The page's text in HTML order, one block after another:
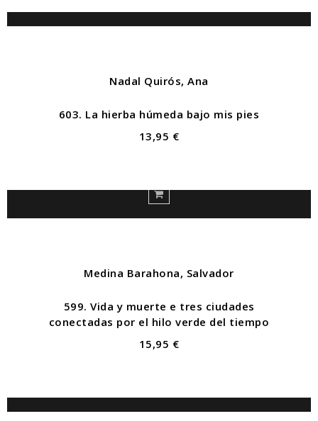
Nadal Quirós, Ana
603. La hierba húmeda bajo mis pies
13,95 €
Medina Barahona, Salvador
599. Vida y muerte e tres ciudades
conectadas por el hilo verde del tiempo
15,95 €